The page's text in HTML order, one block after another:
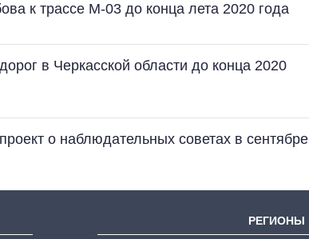
к трассе М-03 до конца лета 2020 года
в Черкасской области до конца 2020
о наблюдательных советах в сентябре
РЕГИОНЫ